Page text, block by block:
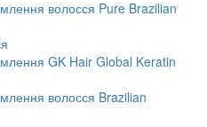
волосся Pure Brazilian
GK Hair Global Keratin
волосся Brazilian